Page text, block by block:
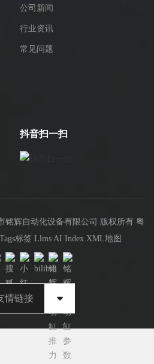
公司新闻
行业资讯
常见问题
抖音扫一扫
铭辉自动化设备有限公司 版权所有 粤
Tags标签 Llms AI Index XML地图
情链接